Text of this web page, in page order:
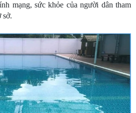
mạng, sức khỏe của người dân tham
sở.